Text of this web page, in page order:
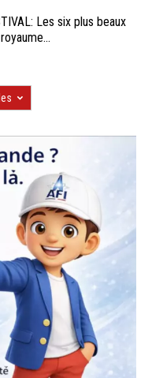
Les six plus beaux